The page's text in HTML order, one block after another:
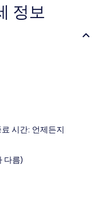
정보
시간: 언제든지
다름)